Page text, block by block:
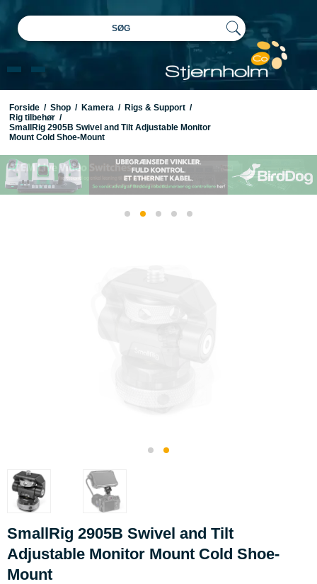
SØG
Forside / Shop / Kamera / Rigs & Support /
Rig tilbehør /
SmallRig 2905B Swivel and Tilt Adjustable Monitor
Mount Cold Shoe-Mount
SmallRig 2905B Swivel and Tilt
Adjustable Monitor Mount Cold Shoe-
Mount